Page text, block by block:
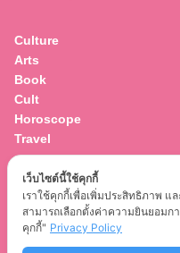
Culture
Arts
Book
Cult
Horoscope
Travel
Entertainment
Celebrity
Movies
Musics
เว็บไซต์นี้ใช้คุกกี้
เราใช้คุกกี้เพื่อเพิ่มประสิทธิภาพ
สามารถเลือกตั้งค่าความยินยอมก
คุกกี้" Privacy Policy